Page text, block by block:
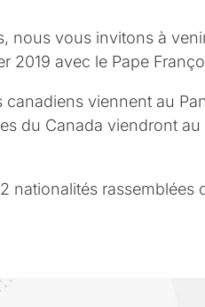
nous vous invitons à
2019 avec le Pape
viennent au
du Canada viendront
nationalités rassemblées